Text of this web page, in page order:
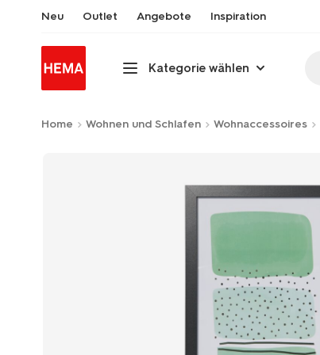
Neu Outlet Angebote Inspiration
Kategorie wählen
Home Wohnen und Schlafen Wohnaccessoires